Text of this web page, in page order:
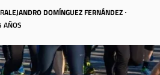
ALEJANDRO DOMÍNGUEZ FERNÁNDEZ
AÑOS